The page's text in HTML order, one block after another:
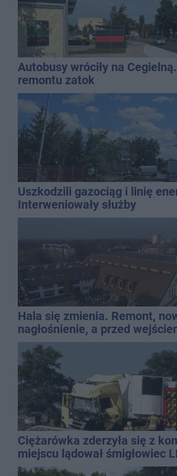
Autobusy wróciły na
remontu zatok
Uszkodzili gazociąg i linię
Interweniowały służby
Hala się zmienia. Remont,
nagłośnienie, a przed
QEMETICA ARENA
Ciężarówka zderzyła się z
miejscu lądował śmigłowiec